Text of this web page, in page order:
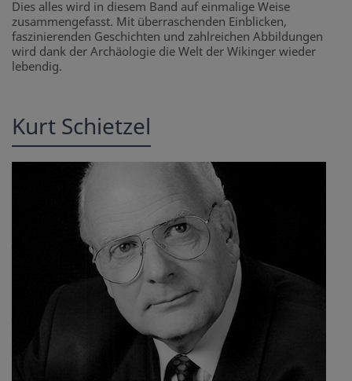
Dies alles wird in diesem Band auf einmalige Weise
zusammengefasst. Mit überraschenden Einblicken,
faszinierenden Geschichten und zahlreichen Abbildungen
wird dank der Archäologie die Welt der Wikinger wieder
lebendig.
Kurt Schietzel